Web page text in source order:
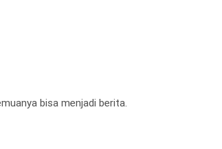
bisa menjadi berita.